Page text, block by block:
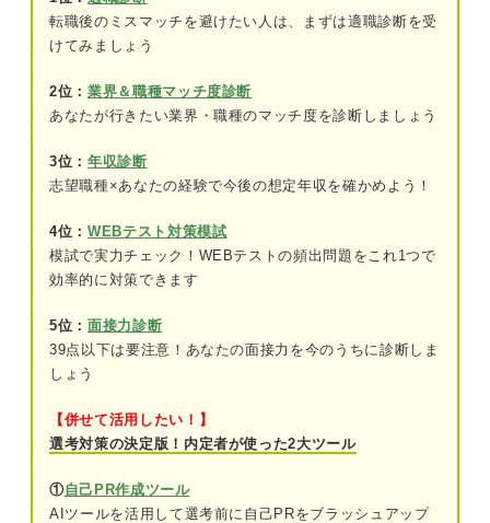
退職を決めたら上司に相談！ 退職の意思を伝える
際に守りたい3項目
伝える手段：対面・電話・メール
識したい4つのポイント
①退職理由はポジティブな内容にする
②引き止められることも想定して回答を考
えておく
④繁忙期を避けて退職日を設定する
キャリアコンサルタントが解説！ 上司に退職の相
談をするベストなタイミングとは？
転職後のミスマッチを避けたい人は、まずは適職診断を受
けてみましょう
2位： 業界＆職種マッチ度診断
あなたが行きたい業界・職種のマッチ度を診断しましょう
3位： 年収診断
志望職種×あなたの経験で今後の想定年収を確かめよう！
4位： WEBテスト対策模試
模試で実力チェック！WEBテストの頻出問題をこれ1つで
効率的に対策できます
5位： 面接力診断
39点以下は要注意！あなたの面接力を今のうちに診断しま
しょう
【併せて活用したい！】
選考対策の決定版！内定者が使った2大ツール
①自己PR作成ツール
AIツールを活用して選考前に自己PRをブラッシュアップ